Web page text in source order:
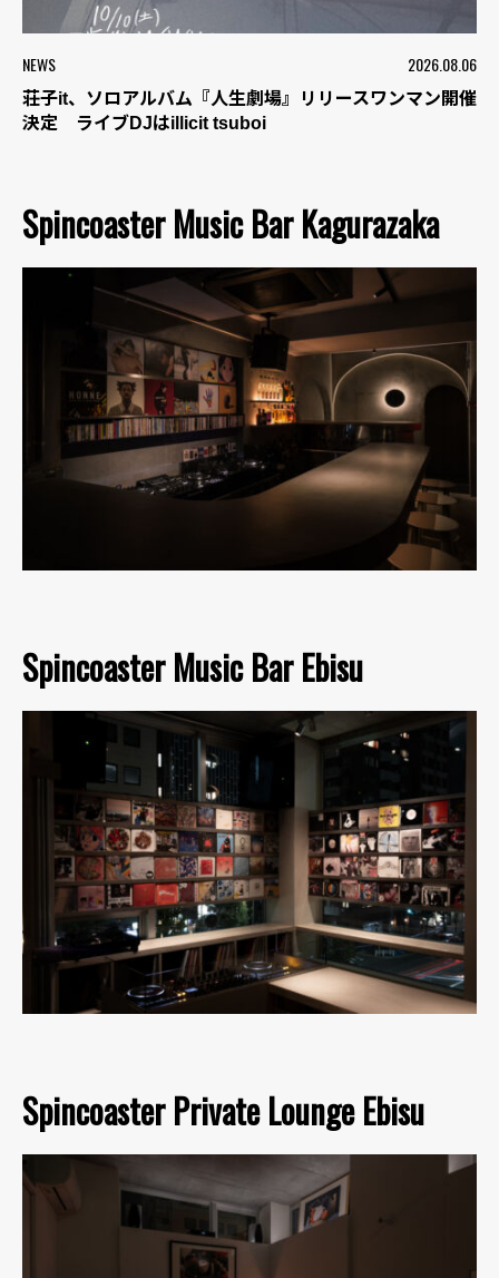
NEWS 2026.08.06
荘子it、ソロアルバム『人生劇場』リリースワンマン開催
決定 ライブDJはillicit tsuboi
Spincoaster Music Bar Kagurazaka
Spincoaster Music Bar Ebisu
Spincoaster Private Lounge Ebisu